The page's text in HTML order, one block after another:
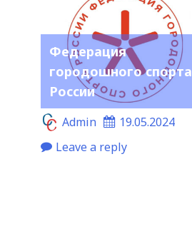
Федерация
городошного спорта
России
Admin
19.05.2024
Leave a reply